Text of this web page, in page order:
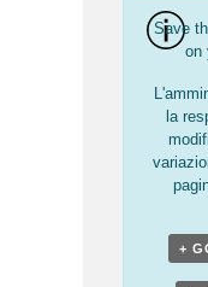
Save
on
la
+